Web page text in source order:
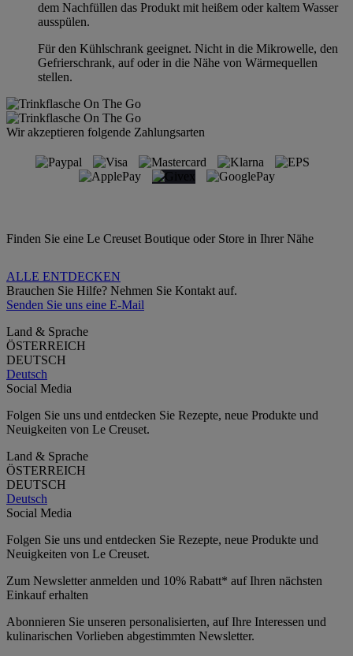
dem Nachfüllen das Produkt mit heißem oder kaltem Wasser
ausspülen.
Für den Kühlschrank geeignet. Nicht in die Mikrowelle, den
Gefrierschrank, auf oder in die Nähe von Wärmequellen
stellen.
Wir akzeptieren folgende Zahlungsarten
Finden Sie eine Le Creuset Boutique oder Store in Ihrer Nähe
ALLE ENTDECKEN
Brauchen Sie Hilfe? Nehmen Sie Kontakt auf.
Senden Sie uns eine E-Mail
Land & Sprache
ÖSTERREICH
DEUTSCH
Deutsch
Social Media
Folgen Sie uns und entdecken Sie Rezepte, neue Produkte und
Neuigkeiten von Le Creuset.
Land & Sprache
ÖSTERREICH
DEUTSCH
Deutsch
Social Media
Folgen Sie uns und entdecken Sie Rezepte, neue Produkte und
Neuigkeiten von Le Creuset.
Zum Newsletter anmelden und 10% Rabatt* auf Ihren nächsten
Einkauf erhalten
Abonnieren Sie unseren personalisierten, auf Ihre Interessen und
kulinarischen Vorlieben abgestimmten Newsletter.